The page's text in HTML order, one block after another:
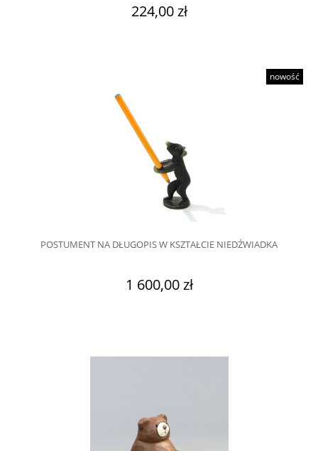
224,00 zł
POSTUMENT NA DŁUGOPIS W KSZTAŁCIE NIEDŹWIADKA
1 600,00 zł
nowość